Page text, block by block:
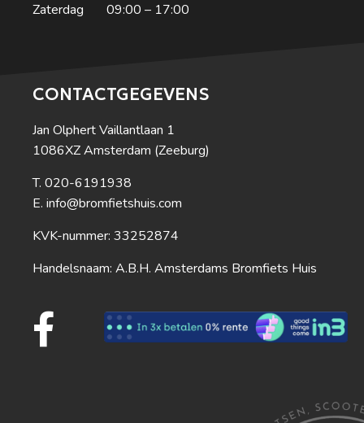
Zaterdag 09:00 – 17:00
CONTACTGEGEVENS
Jan Olphert Vaillantlaan 1
1086XZ Amsterdam (Zeeburg)
020-6191938
info@bromfietshuis.com
KVK-nummer: 33252874
Handelsnaam: A.B.H. Amsterdams Bromfiets Huis